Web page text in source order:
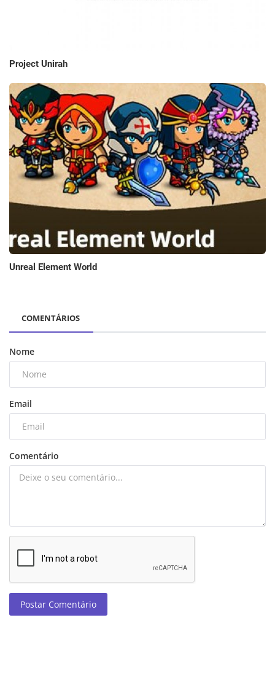
Project Unirah
Unreal Element World
COMENTÁRIOS
Nome
Email
Comentário
Postar Comentário